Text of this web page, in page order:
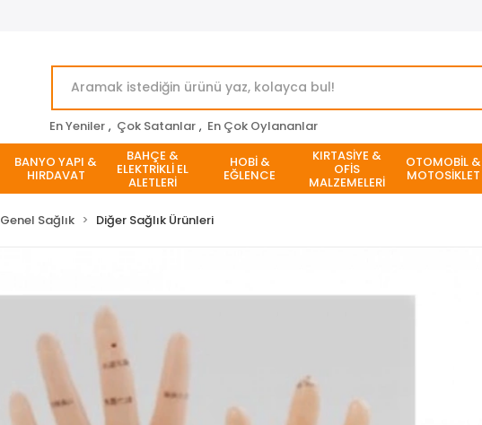
En Yeniler , Çok Satanlar , En Çok Oylananlar
BANYO YAPI &
HIRDAVAT
BAHÇE &
ELEKTRİKLİ EL
ALETLERİ
HOBİ &
EĞLENCE
KIRTASİYE &
OFİS
MALZEMELERİ
OTOMOBİL &
MOTOSİKLET
Genel Sağlık Diğer Sağlık Ürünleri